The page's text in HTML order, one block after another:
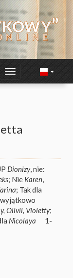
Dionizy, nie:
; Nie Karen,
; Tak dla
wyjątkowo
Olivii, Violetty;
Nicolaya
1-